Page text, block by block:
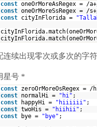
const oneOrMoreAsRegex = /
const oneOrMoreSsRegex = /
const cityInFlorida =
续出现零次或多次的字符
号 *
const zeroOrMoreOsRegex =
const normalHi = "hi" ;
const happyHi = "hiiiiii" ;
const twoHis = "hiihii" ;
const bye = "bye" ;